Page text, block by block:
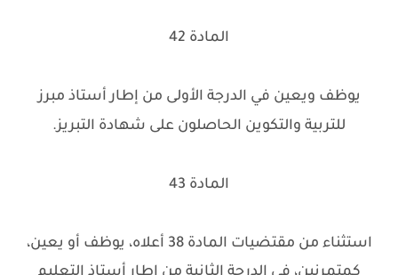
المادة 42
يوظف ويعين في الدرجة الأولى من إطار أستاذ مبرز
للتربية والتكوين الحاصلون على شهادة التبريز.
المادة 43
استثناء من مقتضيات المادة 38 أعلاه، يوظف أو يعين،